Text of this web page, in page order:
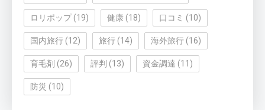
ロリポップ(19) 健康 (18) 口コミ (10)
国内旅行 (12) 旅行 (14) 海外旅行 (16)
育毛剤 (26) 評判 (13) 資金調達 (11)
防災 (10)